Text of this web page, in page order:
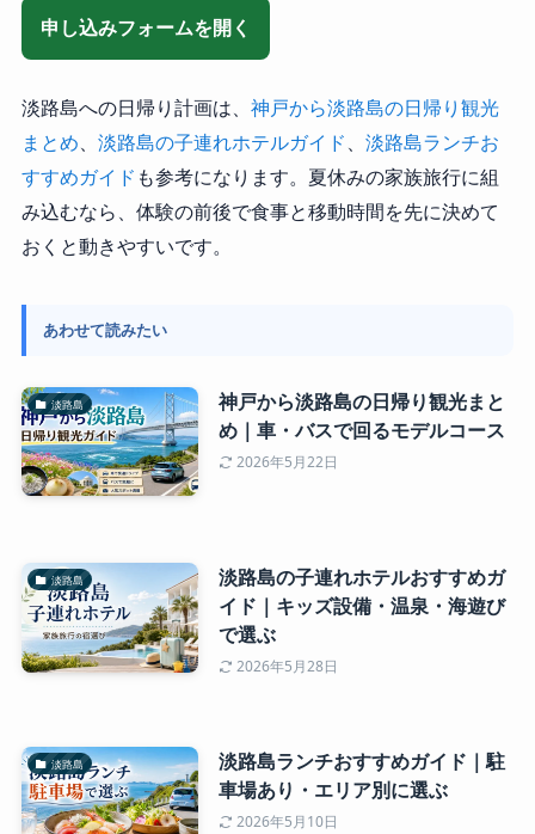
申し込みフォームを開く
淡路島への日帰り計画は、 神戸から淡路島の日帰り観光
まとめ、 淡路島の子連れホテルガイド、 淡路島ランチお
すすめガイド も参考になります。夏休みの家族旅行に組
み込むなら、体験の前後で食事と移動時間を先に決めて
おくと動きやすいです。
あわせて読みたい
淡路島
神戸から淡路島の日帰り観光まと
め｜車・バスで回るモデルコース
2026年5月22日
淡路島
淡路島の子連れホテルおすすめガ
イド｜キッズ設備・温泉・海遊び
で選ぶ
2026年5月28日
淡路島
淡路島ランチおすすめガイド｜駐
車場あり・エリア別に選ぶ
2026年5月10日